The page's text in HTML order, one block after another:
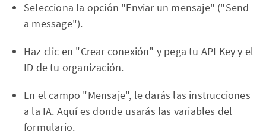
Selecciona la opción "Enviar un mensaje" ("Send
a message").
Haz clic en "Crear conexión" y pega tu API Key y el
ID de tu organización.
En el campo "Mensaje", le darás las instrucciones
a la IA. Aquí es donde usarás las variables del
formulario.